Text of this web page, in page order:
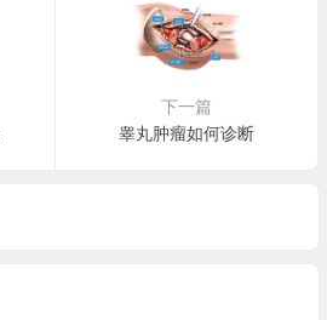
下一篇
睾丸肿瘤如何诊断